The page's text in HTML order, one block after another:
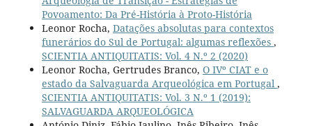
Povoamento: Da Pré-História à Proto-História
Leonor Rocha, Datações absolutas para contextos
funerários do Sul de Portugal: algumas reflexões ,
SCIENTIA ANTIQUITATIS: Vol. 4 N.º 2 (2020)
Leonor Rocha, Gertrudes Branco, O IVº CIAT e o
estado da Salvaguarda Arqueológica em Portugal ,
SCIENTIA ANTIQUITATIS: Vol. 3 N.º 1 (2019):
SALVAGUARDA ARQUEOLÓGICA